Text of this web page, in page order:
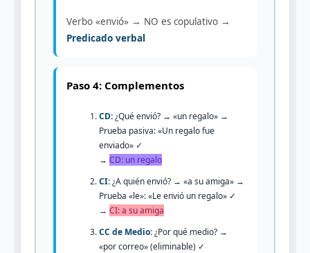
Verbo «envió» → NO es copulativo →
Predicado verbal
Paso 4: Complementos
CD:¿Qué envió? → «un regalo» →
Prueba pasiva: «Un regalo fue
enviado» ✓
→ CD: un regalo
CI:¿A quién envió? → «a su amiga» →
Prueba «le»: «Le envió un regalo» ✓
→ CI: a su amiga
CC de Medio:¿Por qué medio? →
«por correo» (eliminable) ✓